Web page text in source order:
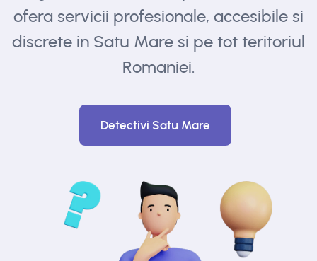
ofera servicii profesionale, accesibile si
discrete in Satu Mare si pe tot teritoriul
Romaniei.
Detectivi Satu Mare